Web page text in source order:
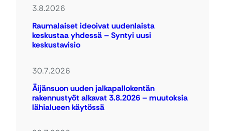
3.8.2026
Raumalaiset ideoivat uudenlaista
keskustaa yhdessä – Syntyi uusi
keskustavisio
30.7.2026
Äijänsuon uuden jalkapallokentän
rakennustyöt alkavat 3.8.2026 – muutoksia
lähialueen käytössä